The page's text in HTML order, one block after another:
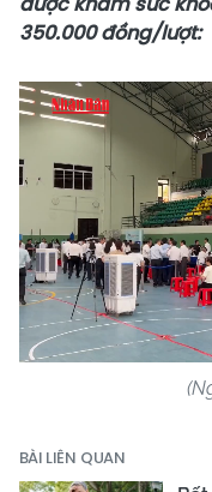
350.000 đồng/lượt:
BÀI LIÊN QUAN